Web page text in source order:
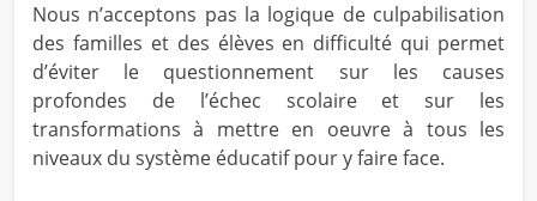
Nous n’acceptons pas la logique de culpabilisation
des familles et des élèves en difficulté qui permet
d’éviter le questionnement sur les causes
profondes de l’échec scolaire et sur les
transformations à mettre en oeuvre à tous les
niveaux du système éducatif pour y faire face.